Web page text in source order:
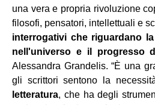
una vera e propria rivoluzione
filosofi, pensatori, intellettuali e
interrogativi che riguardano
nell'universo e il progresso
Alessandra Grandelis. “È una
gli scrittori sentono la
letteratura, che ha degli